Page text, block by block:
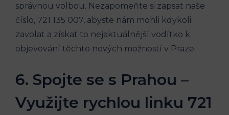
správnou​ volbou. Nezapomeňte⁣ si ​zapsat naše
číslo, 721 135⁢ 007, abyste nám mohli kdykoli
zavolat a‌ získat to nejaktuálnější vodítko​ k
objevování těchto⁤ nových možností v Praze.
6. Spojte se s Prahou –
⁤Využijte ‍rychlou linku ‍721‌